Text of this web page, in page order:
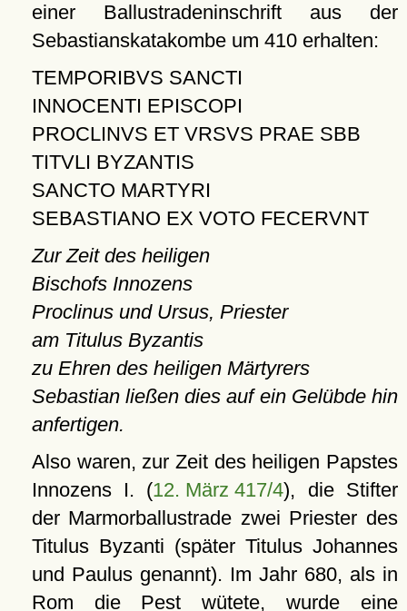
einer Ballustradeninschrift aus der
Sebastianskatakombe um 410 erhalten:
TEMPORIBVS SANCTI
INNOCENTI EPISCOPI
PROCLINVS ET VRSVS PRAE SBB
TITVLI BYZANTIS
SANCTO MARTYRI
SEBASTIANO EX VOTO FECERVNT
Zur Zeit des heiligen
Bischofs Innozens
Proclinus und Ursus, Priester
am Titulus Byzantis
zu Ehren des heiligen Märtyrers
Sebastian ließen dies auf ein Gelübde hin
anfertigen.
Also waren, zur Zeit des heiligen Papstes
Innozens I. (12. März 417/4), die Stifter
der Marmorballustrade zwei Priester des
Titulus Byzanti (später Titulus Johannes
und Paulus genannt). Im Jahr 680, als in
Rom die Pest wütete, wurde eine